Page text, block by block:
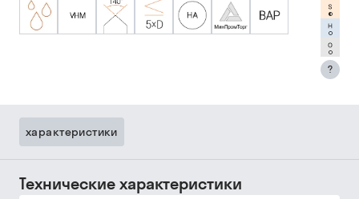
?
характеристики
Технические характеристики